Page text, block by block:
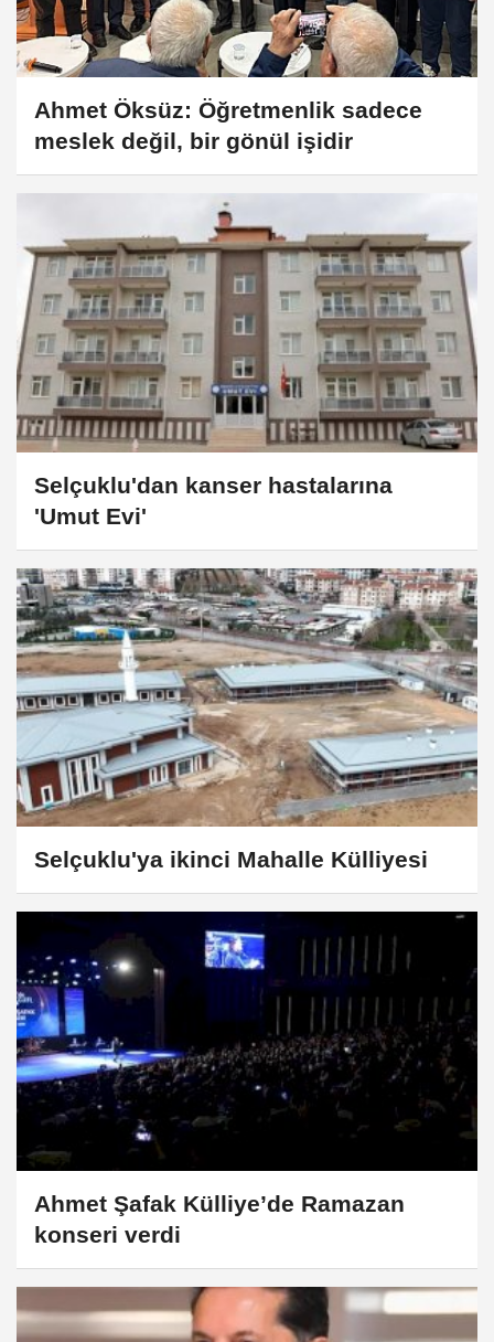
Ahmet Öksüz: Öğretmenlik sadece
meslek değil, bir gönül işidir
Selçuklu'dan kanser hastalarına
'Umut Evi'
Selçuklu'ya ikinci Mahalle Külliyesi
Ahmet Şafak Külliye’de Ramazan
konseri verdi